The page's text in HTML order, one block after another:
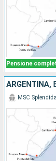
Pensione
ARGENTINA,
MSC Splendida